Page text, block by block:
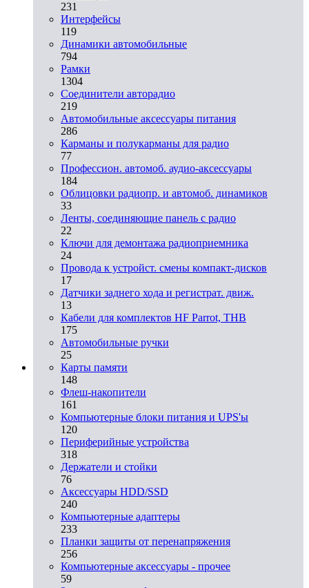
231
Интерфейсы
119
Динамики автомобильные
794
Рамки
1304
Соединители авторадио
219
Автомобильные аксессуары питания
286
Карманы и полукарманы для радио
77
Профессион. автомоб. аудио-аксессуары
184
Облицовки радиопр. и автомоб. динамиков
33
Ленты, соединяющие панель с радио
22
Ключи для демонтажа радиоприемника
24
Провода к устройст. смены компакт-дисков
17
Датчики заднего хода и регистрат. движ.
13
Кабели для комплектов HF Parrot, THB
175
Автомобильные ручки
25
Карты памяти
148
Флеш-накопители
161
Компьютерные блоки питания и UPS'ы
120
Периферийные устройства
318
Держатели и стойки
76
Аксессуары HDD/SSD
240
Компьютерные адаптеры
233
Планки защиты от перенапряжения
256
Компьютерные аксессуары - прочее
59